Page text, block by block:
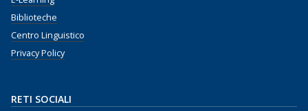
Biblioteche
Centro Linguistico
Privacy Policy
RETI SOCIALI